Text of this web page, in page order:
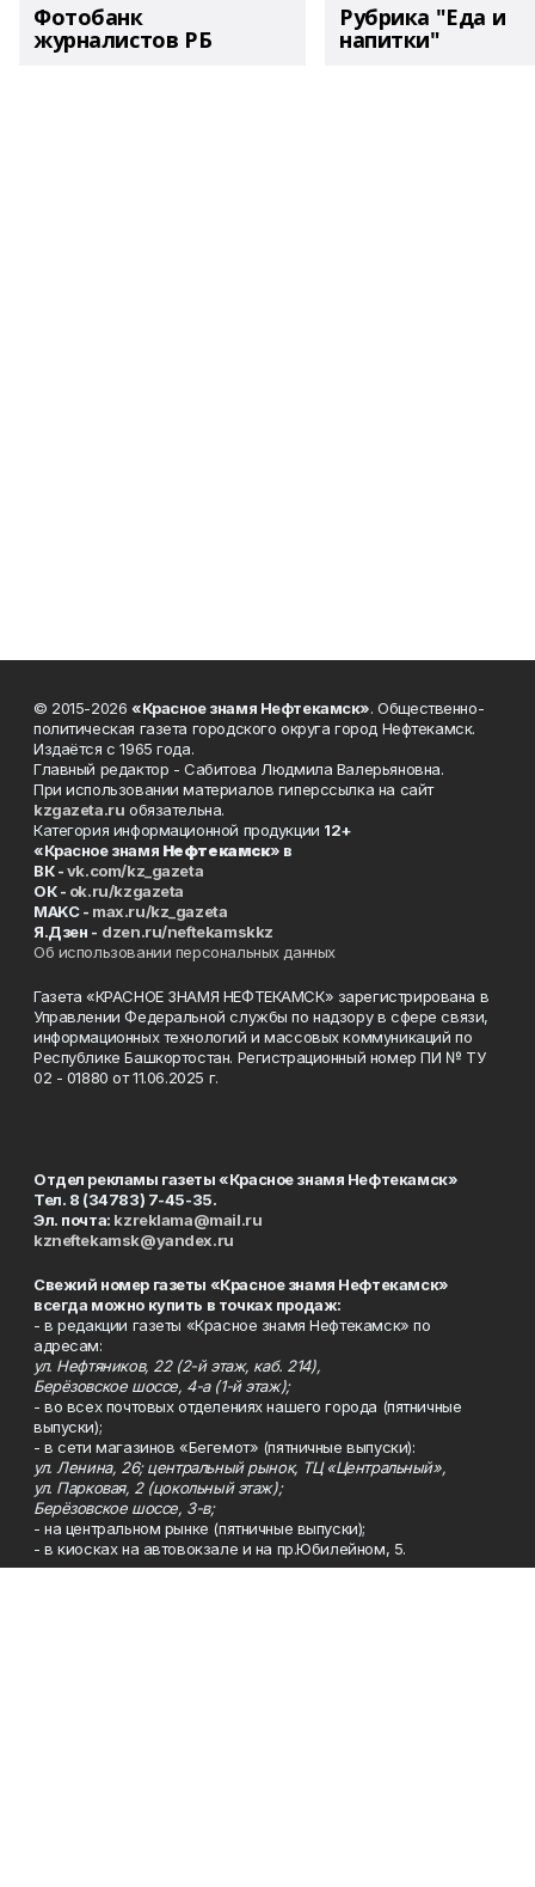
Фотобанк
журналистов РБ
Рубрика "Еда и
напитки"
© 2015-2026 «Красное знамя Нефтекамск». Общественно-
политическая газета городского округа город Нефтекамск.
Издаётся с 1965 года.
Главный редактор - Сабитова Людмила Валерьяновна.
При использовании материалов гиперссылка на сайт
kzgazeta.ru обязательна.
Категория информационной продукции 12+
«Красное знамя Нефтекамск» в
ВК -vk.com/kz_gazeta
ОК - ok.ru/kzgazeta
MAKC - max.ru/kz_gazeta
Я.Дзен - dzen.ru/neftekamskkz
Об использовании персональных данных
Газета «КРАСНОЕ ЗНАМЯ НЕФТЕКАМСК» зарегистрирована в
Управлении Федеральной службы по надзору в сфере связи,
информационных технологий и массовых коммуникаций по
Республике Башкортостан. Регистрационный номер ПИ № ТУ
02 - 01880 от 11.06.2025 г.
Отдел рекламы газеты «Красное знамя Нефтекамск»
Тел. 8 (34783) 7-45-35.
Эл. почта: kzreklama@mail.ru
kzneftekamsk@yandex.ru
Свежий номер газеты «Красное знамя Нефтекамск»
всегда можно купить в точках продаж:
- в редакции газеты «Красное знамя Нефтекамск» по
адресам:
ул. Нефтяников, 22 (2-й этаж, каб. 214),
Берёзовское шоссе, 4-а (1-й этаж);
- во всех почтовых отделениях нашего города (пятничные
выпуски);
- в сети магазинов «Бегемот» (пятничные выпуски):
ул. Ленина, 26; центральный рынок, ТЦ «Центральный»,
ул. Парковая, 2 (цокольный этаж);
Берёзовское шоссе, 3-в;
- на центральном рынке (пятничные выпуски);
- в киосках на автовокзале и на пр.Юбилейном, 5.